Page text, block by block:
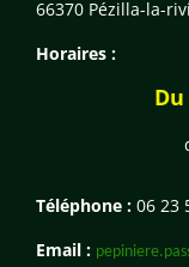
66370 Pézilla-la-
Horaires :
Téléphone : 06 23
Email :